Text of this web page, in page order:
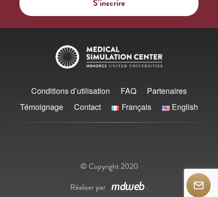
Conditions d’utilisation FAQ
Partenaires
Témoignage
Contact Français English
© Copyright 2020
Réaliser par